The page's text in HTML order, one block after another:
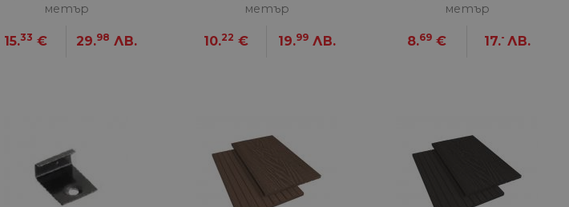
метър
15.33 € 29.98 ЛВ.
метър
10.22 € 19.99 ЛВ.
метър
8.69 € 17.- ЛВ.